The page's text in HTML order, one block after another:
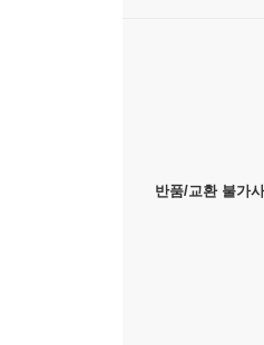
반품/교환 불가